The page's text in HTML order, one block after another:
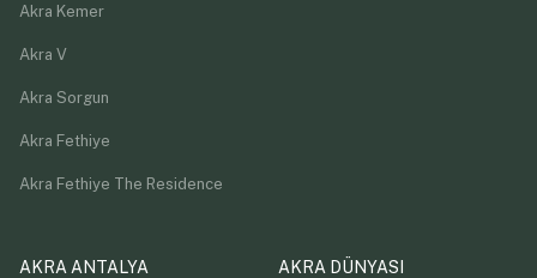
Akra Kemer
Akra V
Akra Sorgun
Akra Fethiye
Akra Fethiye The Residence
AKRA ANTALYA AKRA DÜNYASI